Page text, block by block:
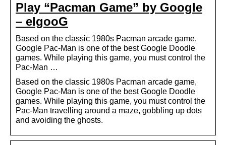
Play “Pacman Game” by Google
– elgooG
Based on the classic 1980s Pacman arcade game,
Google Pac-Man is one of the best Google Doodle
games. While playing this game, you must control the
Pac-Man …
Based on the classic 1980s Pacman arcade game,
Google Pac-Man is one of the best Google Doodle
games. While playing this game, you must control the
Pac-Man travelling around a maze, gobbling up dots
and avoiding the ghosts.